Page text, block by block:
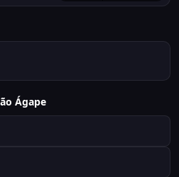
Ágape